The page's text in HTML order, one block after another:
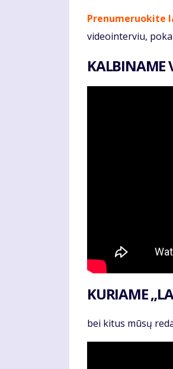
Prenumeruokite
videointerviu,
KALBINAME
KURIAME
bei kitus mūsų